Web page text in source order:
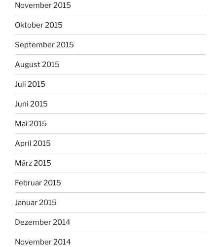
November 2015
Oktober 2015
September 2015
August 2015
Juli 2015
Juni 2015
Mai 2015
April 2015
März 2015
Februar 2015
Januar 2015
Dezember 2014
November 2014